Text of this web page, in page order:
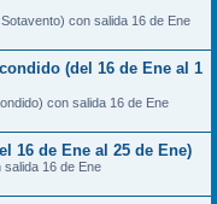
con salida 16 de Ene
(del 16 de Ene al 1
con salida 16 de Ene
16 de Ene al 25 de Ene)
salida 16 de Ene